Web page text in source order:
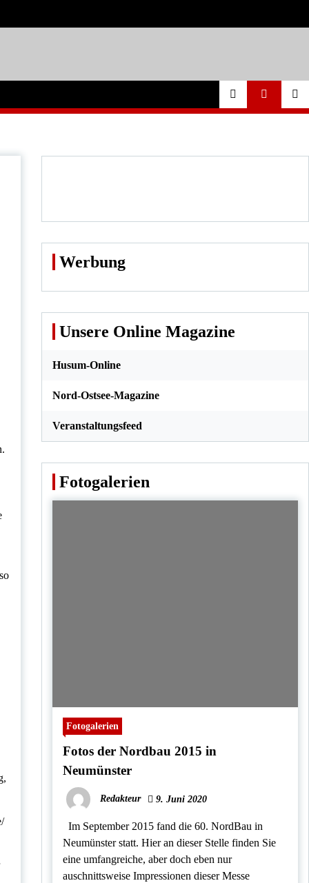
Werbung
Unsere Online Magazine
Husum-Online
Nord-Ostsee-Magazine
Veranstaltungsfeed
Fotogalerien
Fotogalerien
Fotos der Nordbau 2015 in
Neumünster
Redakteur 9. Juni 2020
Im September 2015 fand die 60. NordBau in
Neumünster statt. Hier an dieser Stelle finden Sie
eine umfangreiche, aber doch eben nur
auschnittsweise Impressionen dieser Messe